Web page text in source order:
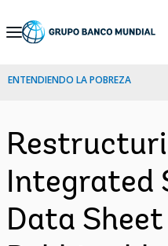
Skip
Navigation
ENTENDIENDO LA POBREZA
Integrated
Data